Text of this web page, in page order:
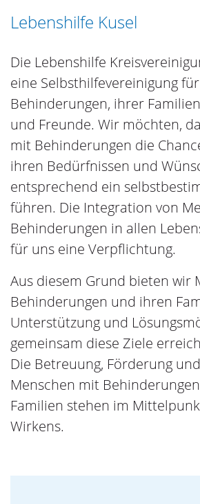
Lebenshilfe Kusel
Die Lebenshilfe
eine Selbsthilfevereinigung
Behinderungen, ihrer
und Freunde. Wir möchten,
mit Behinderungen die
ihren Bedürfnissen und
entsprechend ein
führen. Die Integration von
Behinderungen in allen
für uns eine Verpflichtung.
Aus diesem Grund bieten wir
Behinderungen und ihren
Unterstützung und
gemeinsam diese Ziele
Die Betreuung, Förderung
Menschen mit
Familien stehen im
Wirkens.